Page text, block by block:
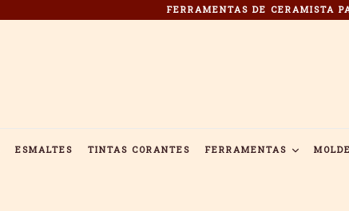
FERRAMENTAS DE CERAMISTA
ESMALTES TINTAS CORANTES FERRAMENTAS